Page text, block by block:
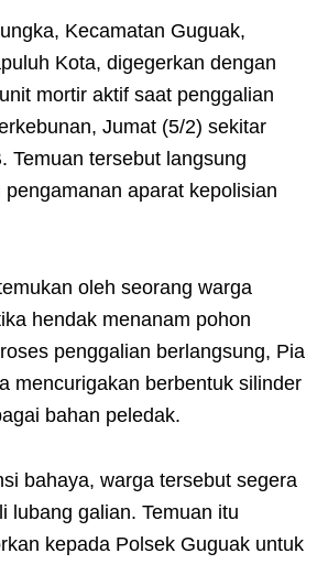
Kecamatan Guguak,
Kota, digegerkan dengan
mortir aktif saat penggalian
Jumat (5/2) sekitar
Temuan tersebut langsung
aparat kepolisian
oleh seorang warga
hendak menanam pohon
penggalian berlangsung, Pia
mencurigakan berbentuk silinder
bahan peledak.
bahaya, warga tersebut segera
lubang galian. Temuan itu
kepada Polsek Guguak untuk